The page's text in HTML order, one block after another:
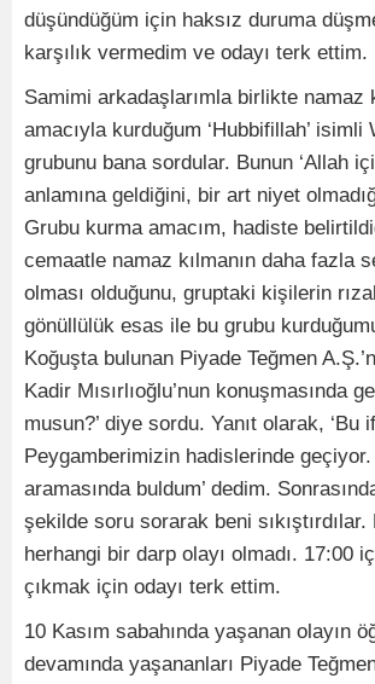
düşündüğüm için haksız duruma
karşılık vermedim ve odayı terk ettim.
Samimi arkadaşlarımla birlikte namaz
amacıyla kurduğum ‘Hubbifillah’ isimli
grubunu bana sordular. Bunun ‘Allah
anlamına geldiğini, bir art niyet
Grubu kurma amacım, hadiste
cemaatle namaz kılmanın daha fazla
olması olduğunu, gruptaki kişilerin
gönüllülük esas ile bu grubu
Koğuşta bulunan Piyade Teğmen
Kadir Mısırlıoğlu’nun konuşmasında
musun?’ diye sordu. Yanıt olarak, ‘Bu
Peygamberimizin hadislerinde
aramasında buldum’ dedim.
şekilde soru sorarak beni sıkıştırdılar.
herhangi bir darp olayı olmadı. 17:00
çıkmak için odayı terk ettim.
10 Kasım sabahında yaşanan olayın
devamında yaşananları Piyade